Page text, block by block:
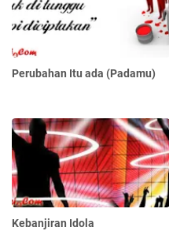
Perubahan Itu ada (Padamu)
Kebanjiran Idola